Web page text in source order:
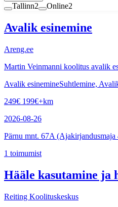
Tallinn2 Online2
Avalik esinemine
Areng.ee
Martin Veinmanni koolitus avalik
Avalik esinemineSuhtlemine,
249€ 199€+km
2026-08-26
Pärnu mnt. 67A (Ajakirjandusmaja
1 toimumist
Hääle kasutamine ja
Reiting Koolituskeskus